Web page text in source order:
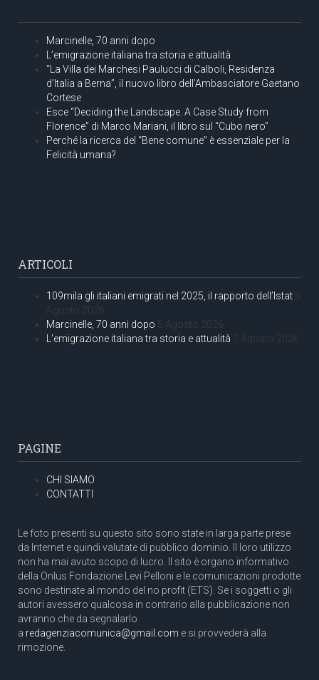
Marcinelle, 70 anni dopo
L’emigrazione italiana tra storia e attualità
“La Villa dei Marchesi Paulucci di Calboli, Residenza
d’Italia a Berna”, il nuovo libro dell’Ambasciatore Gaetano
Cortese
Esce “Deciding the Landscape. A Case Study from
Florence” di Marco Mariani, il libro sul “Cubo nero”
Perché la ricerca del “Bene comune” è essenziale per la
Felicità umana?
ARTICOLI
109mila gli italiani emigrati nel 2025, il rapporto dell’Istat 5
Agosto 2026
Marcinelle, 70 anni dopo 5 Agosto 2026
L’emigrazione italiana tra storia e attualità 1 Agosto 2026
PAGINE
CHI SIAMO
CONTATTI
Le foto presenti su questo sito sono state in larga parte prese
da Internet e quindi valutate di pubblico dominio. Il loro utilizzo
non ha mai avuto scopo di lucro. Il sito è organo informativo
della Onlus Fondazione Levi Pelloni e le comunicazioni prodotte
sono destinate al mondo del no profit (ETS). Se i soggetti o gli
autori avessero qualcosa in contrario alla pubblicazione non
avranno che da segnalarlo
a redagenziacomunica@gmail.com e si provvederà alla
rimozione.